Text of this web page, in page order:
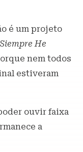
é um projeto
Siempre He
nem todos
estiveram
ouvir faixa
a